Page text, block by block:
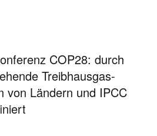
COP28: durch
Treibhausgas-
von Ländern und IPCC